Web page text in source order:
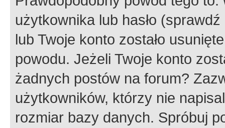
użytkownika lub hasło
lub Twoje konto zostało
powodu. Jeżeli Twoje konto
żadnych postów na forum?
użytkowników, którzy nie
rozmiar bazy danych. Spróbuj